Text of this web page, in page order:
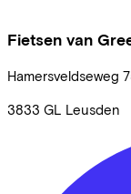
Fietsen van
Hamersveldseweg
3833 GL Leusden